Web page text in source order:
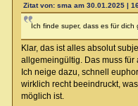
Zitat von: sma am 30.01.2025 |
Ich finde super, dass es für dich
Klar, das ist alles absolut
allgemeingültig. Das muss
Ich neige dazu, schnell
wirklich recht beeindruckt,
möglich ist.